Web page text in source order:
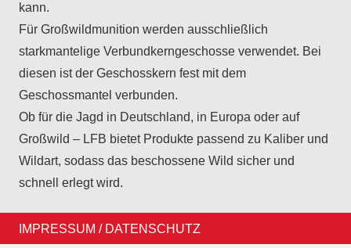
kann.
Für Großwildmunition werden ausschließlich
starkmantelige Verbundkerngeschosse verwendet. Bei
diesen ist der Geschosskern fest mit dem
Geschossmantel verbunden.
Ob für die Jagd in Deutschland, in Europa oder auf
Großwild – LFB bietet Produkte passend zu Kaliber und
Wildart, sodass das beschossene Wild sicher und
schnell erlegt wird.
IMPRESSUM / DATENSCHUTZ